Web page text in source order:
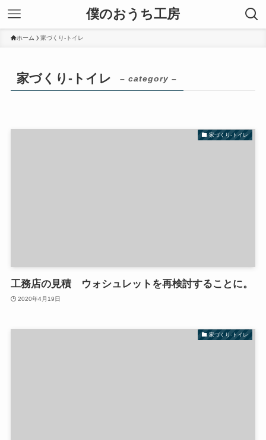
僕のおうち工房
ホーム 家づくり-トイレ
家づくり-トイレ – category –
家づくり-トイレ
工務店の見積 ウォシュレットを再検討することに。
2020年4月19日
家づくり-トイレ